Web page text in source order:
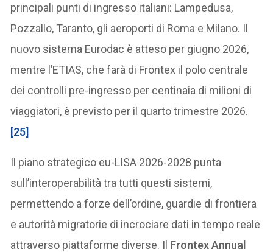
principali punti di ingresso italiani: Lampedusa,
Pozzallo, Taranto, gli aeroporti di Roma e Milano. Il
nuovo sistema Eurodac è atteso per giugno 2026,
mentre l’ETIAS, che farà di Frontex il polo centrale
dei controlli pre-ingresso per centinaia di milioni di
viaggiatori, è previsto per il quarto trimestre 2026.
[25]
Il piano strategico eu-LISA 2026-2028 punta
sull’interoperabilità tra tutti questi sistemi,
permettendo a forze dell’ordine, guardie di frontiera
e autorità migratorie di incrociare dati in tempo reale
attraverso piattaforme diverse. Il Frontex Annual